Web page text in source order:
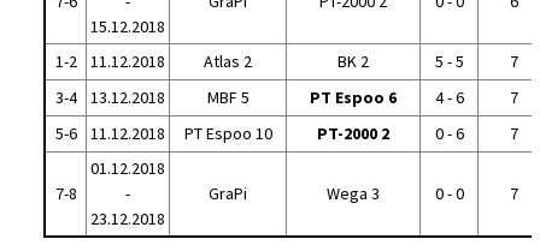
15.12.2018
1-2 11.12.2018 Atlas 2 BK 2 5 - 5
7
3-4
13.12.2018 MBF 5 PT Espoo 6 4 - 6
7
5-6
11.12.2018 PT Espoo 10 PT-2000 2 0 - 6 7
7-8
01.12.2018
-
23.12.2018
GraPi Wega 3 0 - 0 7